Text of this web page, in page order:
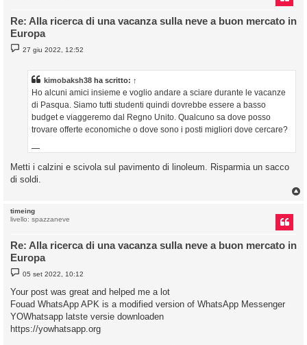
Re: Alla ricerca di una vacanza sulla neve a buon mercato in
Europa
M
e
27 giu 2022, 12:52
kimobaksh38 ha scritto: ↑
Ho alcuni amici insieme e voglio andare a sciare durante le vacanze
di Pasqua. Siamo tutti studenti quindi dovrebbe essere a basso
budget e viaggeremo dal Regno Unito. Qualcuno sa dove posso
trovare offerte economiche o dove sono i posti migliori dove cercare?
Metti i calzini e scivola sul pavimento di linoleum. Risparmia un sacco
di soldi.
timeing
livello: spazzaneve
Re: Alla ricerca di una vacanza sulla neve a buon mercato in
Europa
M
e
s
a
g
g
i
o
05 set 2022, 10:12
Your post was great and helped me a lot
Fouad WhatsApp APK is a modified version of WhatsApp Messenger
YOWhatsapp latste versie downloaden
https://yowhatsapp.org